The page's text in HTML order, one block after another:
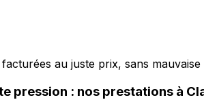
au juste prix, sans mauvaise
pression : nos prestations à